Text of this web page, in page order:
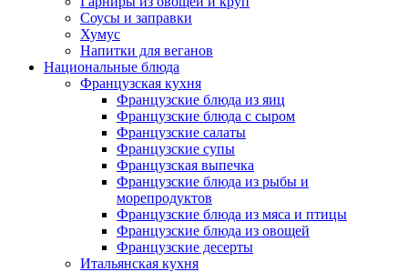
Соусы и заправки
Хумус
Напитки для веганов
Национальные блюда
Французская кухня
Французские блюда из яиц
Французские блюда с сыром
Французские салаты
Французские супы
Французская выпечка
Французские блюда из рыбы и
морепродуктов
Французские блюда из мяса и птицы
Французские блюда из овощей
Французские десерты
Итальянская кухня